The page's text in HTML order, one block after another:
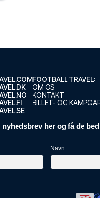
FOOTBALL TRAVEL:
OM OS
KONTAKT
BILLET- OG
her og få de
Navn